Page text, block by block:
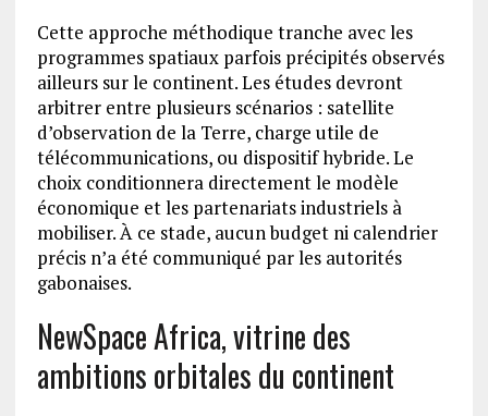
Cette approche méthodique tranche avec les
programmes spatiaux parfois précipités observés
ailleurs sur le continent. Les études devront
arbitrer entre plusieurs scénarios : satellite
d’observation de la Terre, charge utile de
télécommunications, ou dispositif hybride. Le
choix conditionnera directement le modèle
économique et les partenariats industriels à
mobiliser. À ce stade, aucun budget ni calendrier
précis n’a été communiqué par les autorités
gabonaises.
NewSpace Africa, vitrine des
ambitions orbitales du continent